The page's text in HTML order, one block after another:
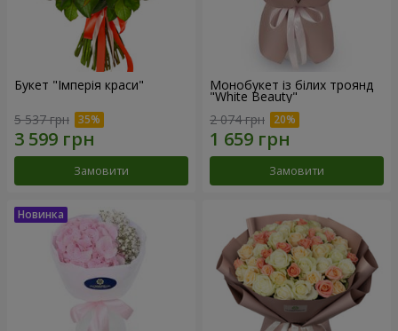
Букет "Імперія краси"
5 537 грн
Замовити
Монобукет із білих троянд
"White Beauty"
2 074 грн
Замовити